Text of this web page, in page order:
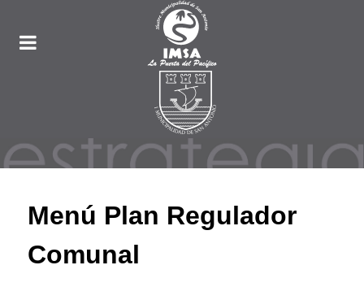
Menú Plan Regulador
Comunal